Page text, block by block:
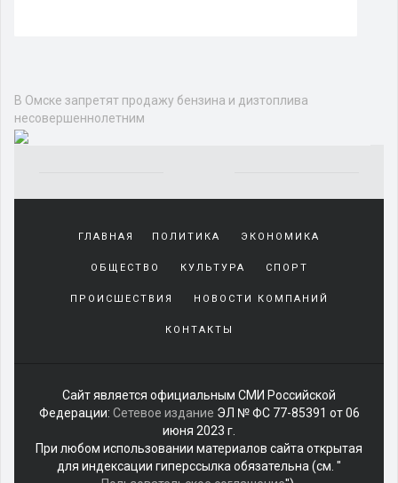
Общество
ЭКОЛОГИЯ
дизтоплива несовершеннолетним
Следователь с делом.Источник:omsk.kp.ruАвтор
фото:Светлана Маковеева